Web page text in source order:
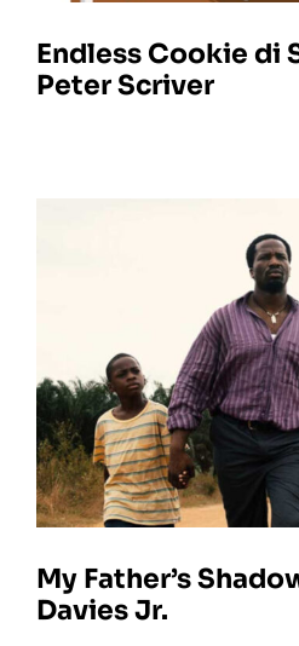
Endless Cookie di
Peter Scriver
My Father’s
Davies Jr.